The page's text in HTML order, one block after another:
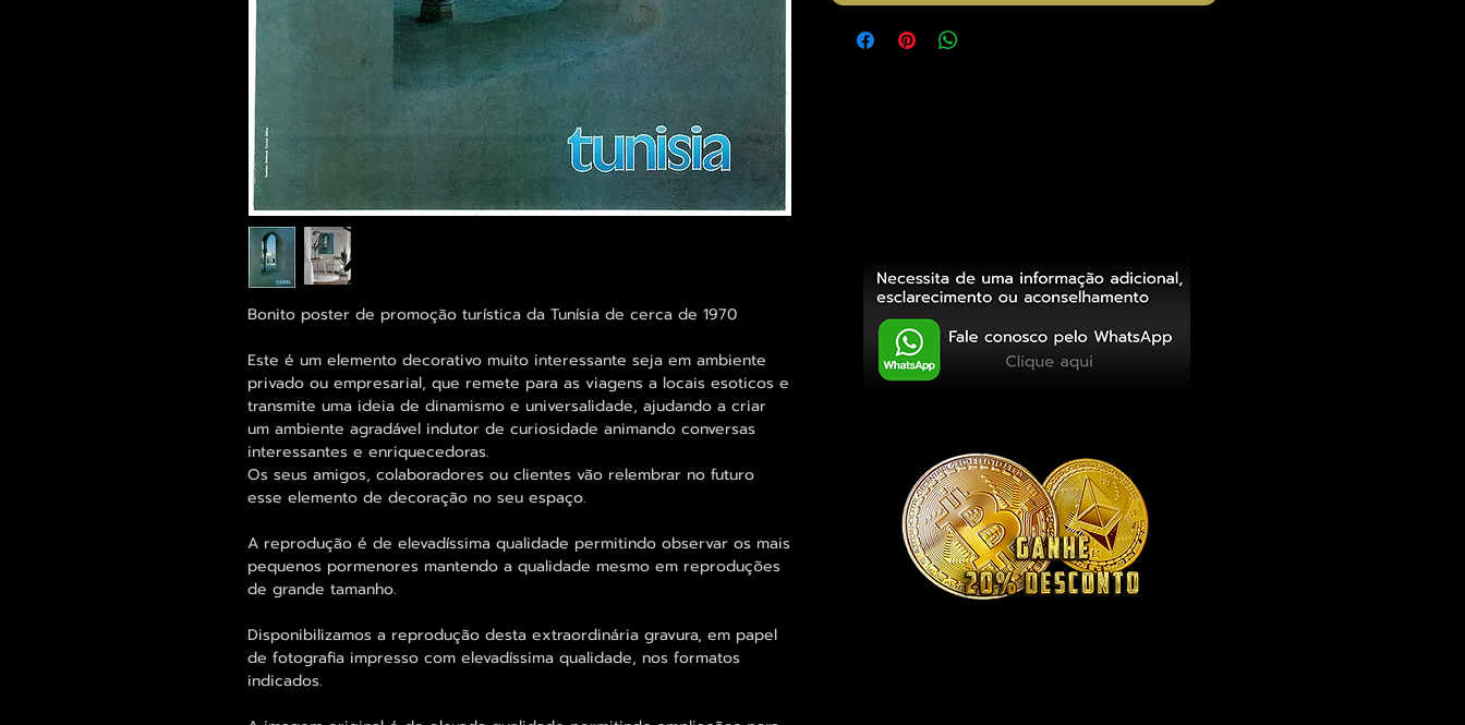
Bonito poster de promoção turística da Tunísia de cerca de 1970
Este é um elemento decorativo muito interessante seja em ambiente
privado ou empresarial, que remete para as viagens a locais esoticos e
transmite uma ideia de dinamismo e universalidade, ajudando a criar
um ambiente agradável indutor de curiosidade animando conversas
interessantes e enriquecedoras.
Os seus amigos, colaboradores ou clientes vão relembrar no futuro
esse elemento de decoração no seu espaço.
A reprodução é de elevadíssima qualidade permitindo observar os mais
pequenos pormenores mantendo a qualidade mesmo em reproduções
de grande tamanho.
Disponibilizamos a reprodução desta extraordinária gravura, em papel
de fotografia impresso com elevadíssima qualidade, nos formatos
indicados.